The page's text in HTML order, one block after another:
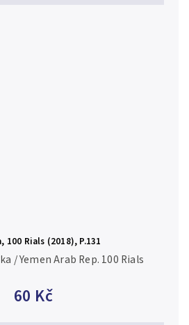
Rials (2018), P.131
60 Kč
/ Yemen Arab Rep. 100 Rials